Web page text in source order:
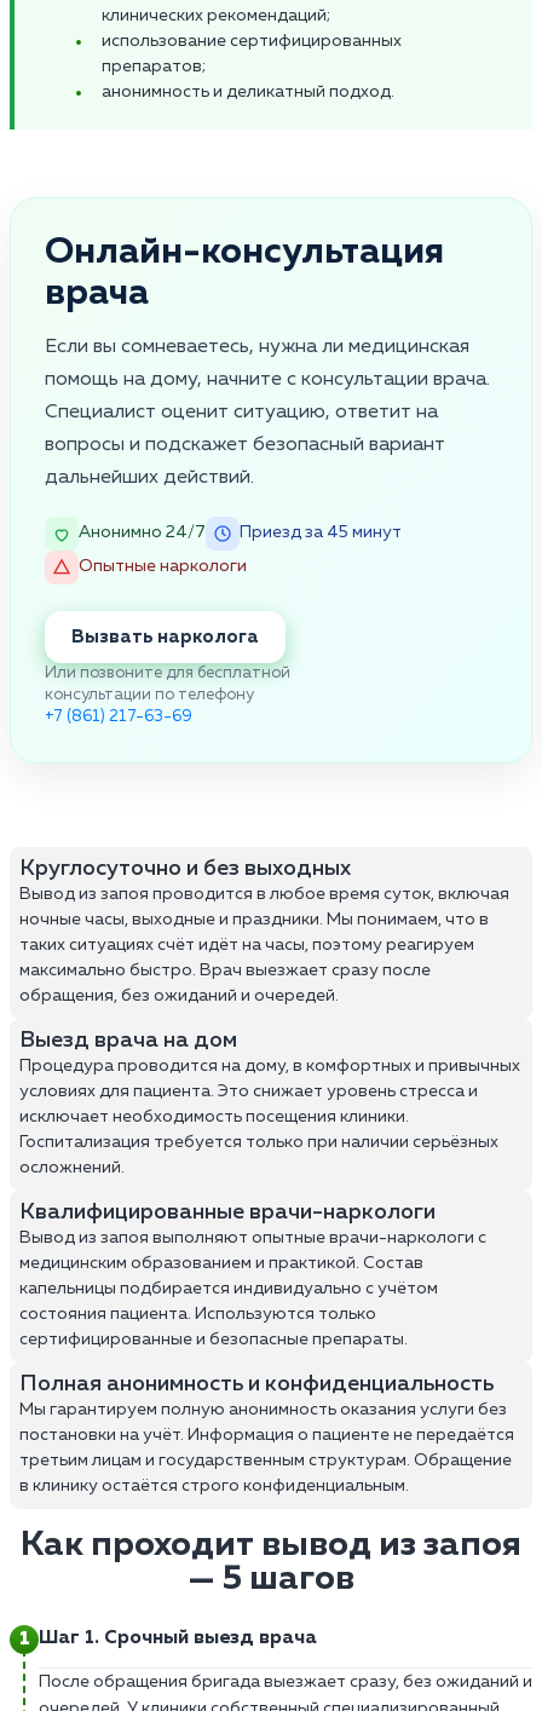
клинических рекомендаций;
использование сертифицированных
препаратов;
анонимность и деликатный подход.
Онлайн-консультация
врача
Если вы сомневаетесь, нужна ли медицинская
помощь на дому, начните с консультации врача.
Специалист оценит ситуацию, ответит на
вопросы и подскажет безопасный вариант
дальнейших действий.
Анонимно 24/7
Приезд за 45 минут
Опытные наркологи
Вызвать нарколога
Или позвоните для бесплатной
консультации по телефону
+7 (861) 217-63-69
Круглосуточно и без выходных
Вывод из запоя проводится в любое время суток, включая
ночные часы, выходные и праздники. Мы понимаем, что в
таких ситуациях счёт идёт на часы, поэтому реагируем
максимально быстро. Врач выезжает сразу после
обращения, без ожиданий и очередей.
Выезд врача на дом
Процедура проводится на дому, в комфортных и привычных
условиях для пациента. Это снижает уровень стресса и
исключает необходимость посещения клиники.
Госпитализация требуется только при наличии серьёзных
осложнений.
Квалифицированные врачи-наркологи
Вывод из запоя выполняют опытные врачи-наркологи с
медицинским образованием и практикой. Состав
капельницы подбирается индивидуально с учётом
состояния пациента. Используются только
сертифицированные и безопасные препараты.
Полная анонимность и конфиденциальность
Мы гарантируем полную анонимность оказания услуги без
постановки на учёт. Информация о пациенте не передаётся
третьим лицам и государственным структурам. Обращение
в клинику остаётся строго конфиденциальным.
Как проходит вывод из запоя
— 5 шагов
Шаг 1. Срочный выезд врача
После обращения бригада выезжает сразу, без ожиданий и